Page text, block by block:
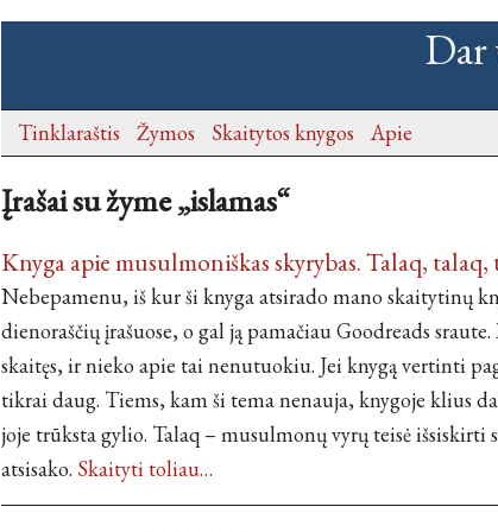
Dar
Tinklaraštis Žymos Skaitytos knygos Apie
Įrašai su žyme „islamas“
Knyga apie musulmoniškas skyrybas. Talaq, talaq,
Nebepamenu, iš kur ši knyga atsirado mano skaitytinų
dienoraščių įrašuose, o gal ją pamačiau Goodreads
skaitęs, ir nieko apie tai nenutuokiu. Jei knygą vertinti
tikrai daug. Tiems, kam ši tema nenauja, knygoje klius
joje trūksta gylio. Talaq – musulmonų vyrų teisė išsiskirti
atsisako. Skaityti toliau…